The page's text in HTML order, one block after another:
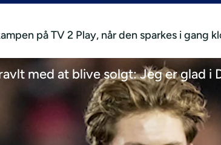
på TV 2 Play, når den sparkes i gang
med at blive solgt: Jeg er glad i